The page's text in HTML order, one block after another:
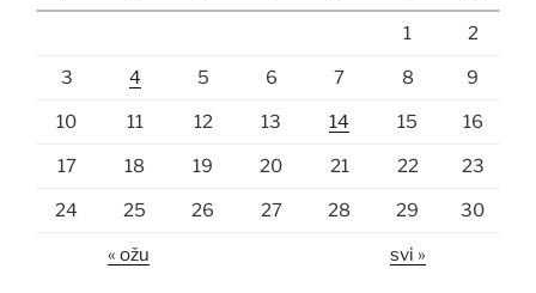
1 2
3 4 5 6 7 8 9
10 11 12 13 14 15 16
17 18 19 20 21 22 23
24 25 26 27 28 29 30
« ožu svi »